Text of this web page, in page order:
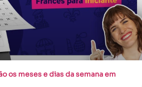
os meses e dias da semana em